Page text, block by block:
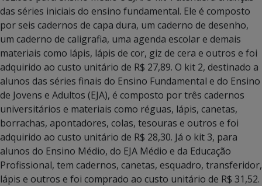
das séries iniciais do ensino fundamental. Ele é composto
por seis cadernos de capa dura, um caderno de desenho,
um caderno de caligrafia, uma agenda escolar e demais
materiais como lápis, lápis de cor, giz de cera e outros e foi
adquirido ao custo unitário de R$ 27,89. O kit 2, destinado a
alunos das séries finais do Ensino Fundamental e do Ensino
de Jovens e Adultos (EJA), é composto por três cadernos
universitários e materiais como réguas, lápis, canetas,
borrachas, apontadores, colas, tesouras e outros e foi
adquirido ao custo unitário de R$ 28,30. Já o kit 3, para
alunos do Ensino Médio, do EJA Médio e da Educação
Profissional, tem cadernos, canetas, esquadro, transferidor,
lápis e outros e foi comprado ao custo unitário de R$ 31,52.